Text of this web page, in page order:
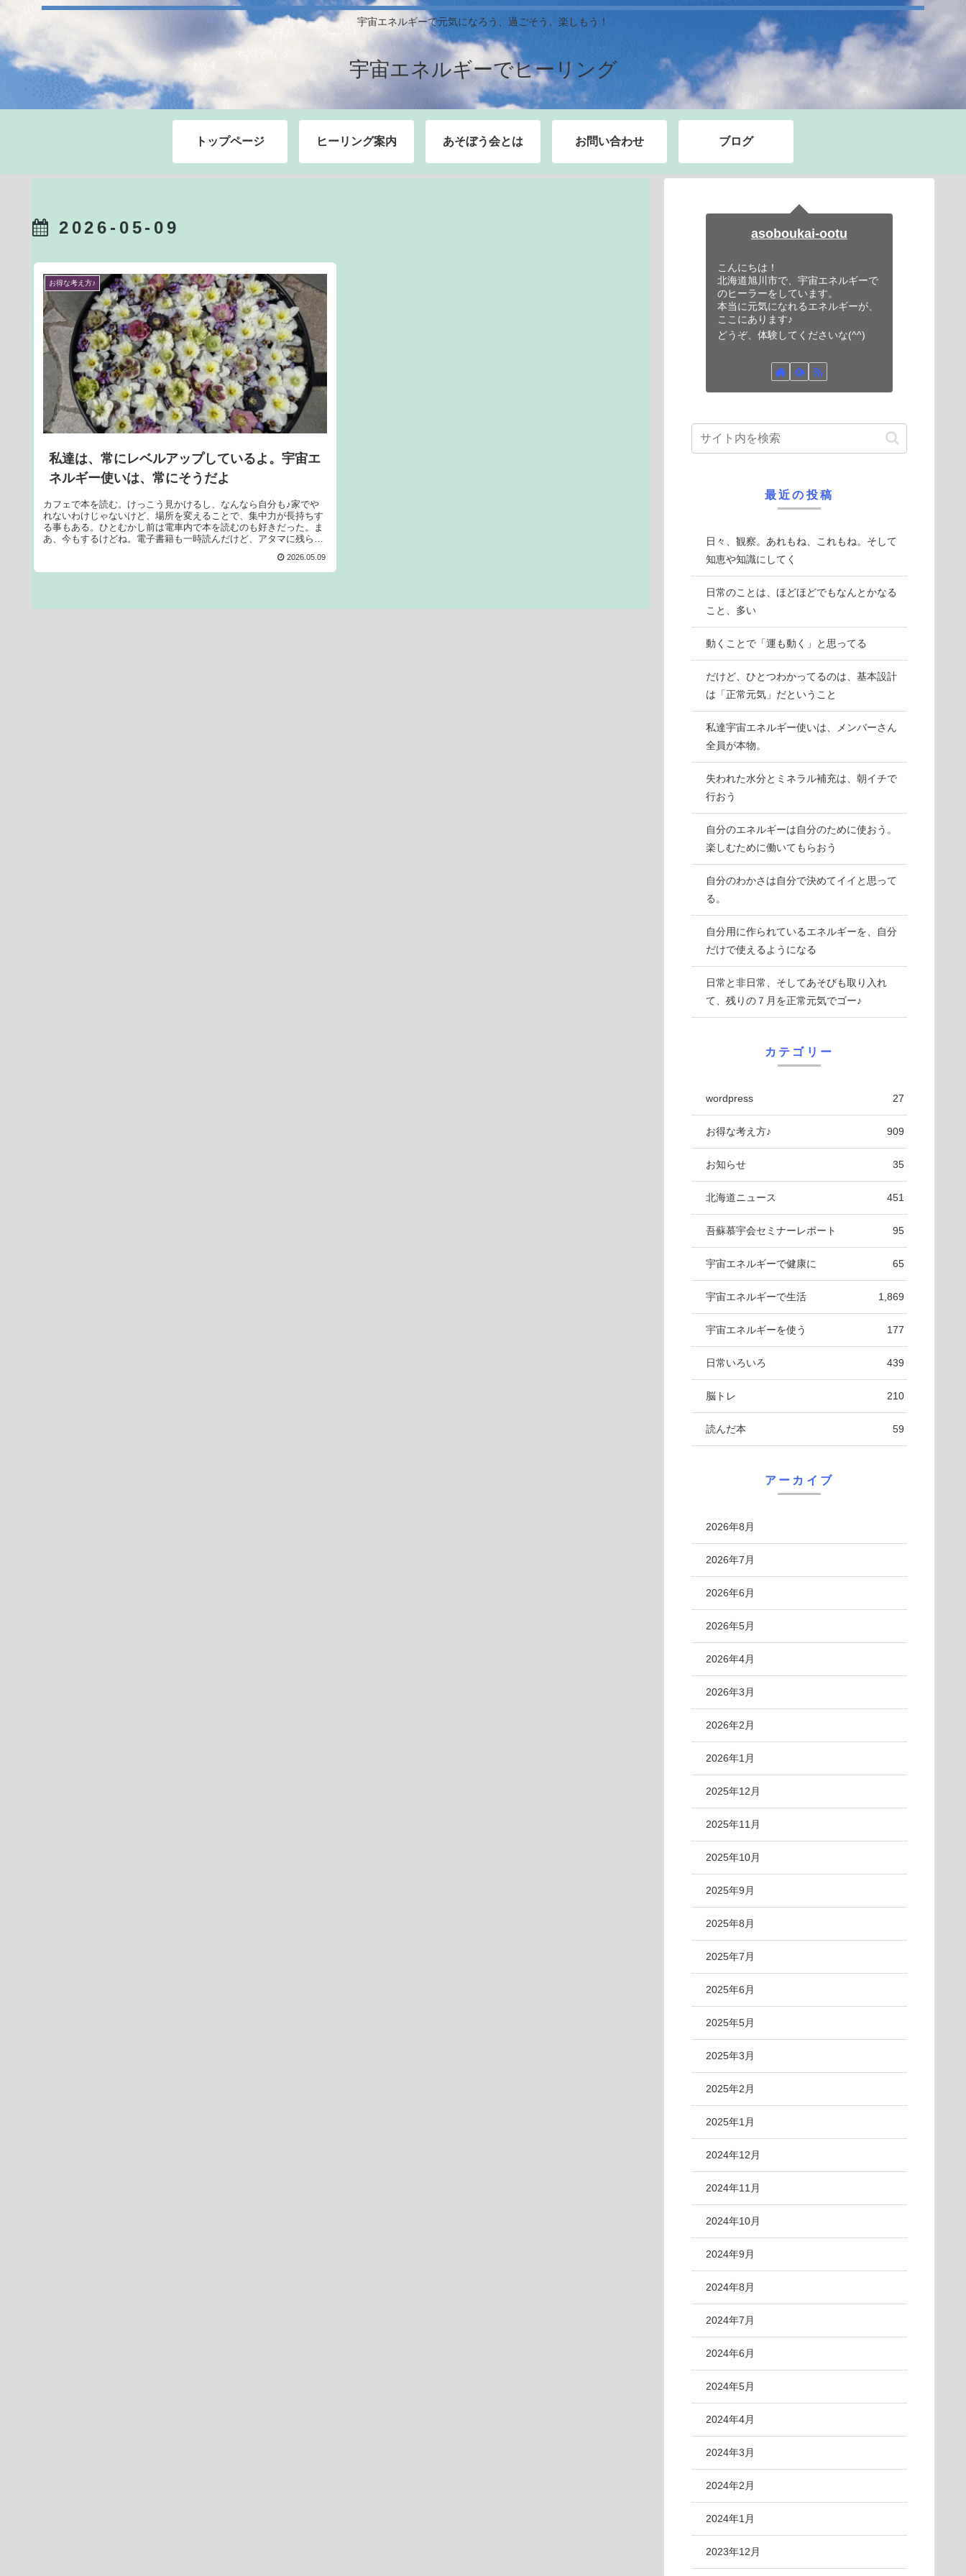
宇宙エネルギーで元気になろう、過ごそう、楽しもう！
宇宙エネルギーでヒーリング
トップページ ヒーリング案内 あそぼう会とは お問い合わせ ブログ
2026-05-09
お得な考え方♪
私達は、常にレベルアップしているよ。宇宙エ
ネルギー使いは、常にそうだよ
カフェで本を読む。けっこう見かけるし、なんなら自分も♪家でや
れないわけじゃないけど、場所を変えることで、集中力が長持ちす
る事もある。ひとむかし前は電車内で本を読むのも好きだった。ま
あ、今もするけどね。電子書籍も一時読んだけど、アタマに残ら
2026.05.09
asoboukai-ootu
こんにちは！
北海道旭川市で、宇宙エネルギーで
のヒーラーをしています。
本当に元気になれるエネルギーが、
ここにあります♪
どうぞ、体験してくださいな(^^)
最近の投稿
日々、観察。あれもね、これもね。そして
知恵や知識にしてく
日常のことは、ほどほどでもなんとかなる
こと、多い
動くことで「運も動く」と思ってる
だけど、ひとつわかってるのは、基本設計
は「正常元気」だということ
私達宇宙エネルギー使いは、メンバーさん
全員が本物。
失われた水分とミネラル補充は、朝イチで
行おう
自分のエネルギーは自分のために使おう。
楽しむために働いてもらおう
自分のわかさは自分で決めてイイと思って
る。
自分用に作られているエネルギーを、自分
だけで使えるようになる
日常と非日常、そしてあそびも取り入れ
て、残りの７月を正常元気でゴー♪
カテゴリー
wordpress 27
お得な考え方♪ 909
お知らせ 35
北海道ニュース 451
吾蘇慕宇会セミナーレポート 95
宇宙エネルギーで健康に 65
宇宙エネルギーで生活 1,869
宇宙エネルギーを使う 177
日常いろいろ 439
脳トレ 210
読んだ本 59
アーカイブ
2026年8月
2026年7月
2026年6月
2026年5月
2026年4月
2026年3月
2026年2月
2026年1月
2025年12月
2025年11月
2025年10月
2025年9月
2025年8月
2025年7月
2025年6月
2025年5月
2025年3月
2025年2月
2025年1月
2024年12月
2024年11月
2024年10月
2024年9月
2024年8月
2024年7月
2024年6月
2024年5月
2024年4月
2024年3月
2024年2月
2024年1月
2023年12月